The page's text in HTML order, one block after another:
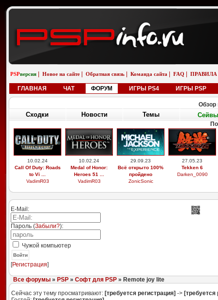
PSPверсия Новое на сайте Обратная связь Команда сайта FAQ ПРАВИЛА
ГЛАВНАЯ ЧАТ ФОРУМ ИГРЫ PS4 ИГРЫ PSP
Обзор
Сходки Новости Темы Сейвы
10.02.24
Call Of Duty: Roads
to Vi ...
VadimR03
10.02.24
Medal of Honor:
Heroes 51 ...
VadimR03
29.09.23
Всё открыто 100%
пройдено
ZonicSonic
27.05.23
Tekken 6
Darken_0090
E-Mail:
Пароль (Забыли?):
Чужой компьютер
Войти
[Регистрация]
Все форумы» PSP» Софт для PSP» Remote joy lite
Сейчас эту тему просматривают: [требуется регистрация] -> [требуется